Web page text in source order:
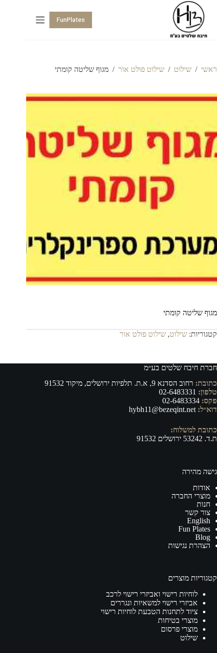
FunPlates
ראשי / שילוט / שילוט פולט אור / מגוף שליטה קומתי
מגוף שליטה קומתי
קטגוריות: שילוט, שילוט פולט אור
חברת חיבח שלטים בע״מ
כתובת: רחוב הסדנא 9, א.ת. תלפיות ירושלים, מיקוד 91532
טלפון: 02-6483331
פקס:
דוא״ל: hybh11@bezeqint.net
כתובת למשלוח:
ת.ד. 53242 ירושלים 91532
גישה מהירה
אודות
מוצרי החברה
חנות
צור קשר
English
Fun Plates
Blog
הצהרת נגישות
קטגוריות מוצרים
לוחיות רישוי ואביזרי רישוי לרכב
אביזרי רישוי למשאיות ונגררים
ציוד לתחנות הטבעת לוחיות רישוי
מוצרי בטיחות
מוצרי פרסום
שילוט